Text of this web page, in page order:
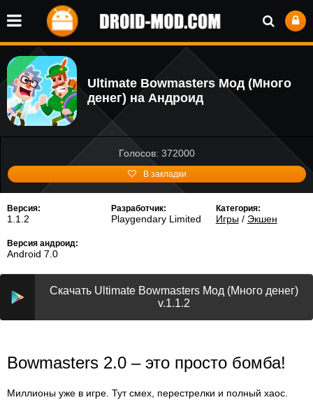
Ultimate Bowmasters Мод (Много
денег) на Андроид
Голосов: 372000
В закладки
Версия:
1.1.2
Разработчик:
Playgendary Limited
Категория:
Игры/ Экшен
Версия андроид:
Android 7.0
Скачать Ultimate Bowmasters Мод (Много денег)
v.1.1.2
Bowmasters 2.0 – это просто бомба!
Миллионы уже в игре. Тут смех, перестрелки и полный хаос.